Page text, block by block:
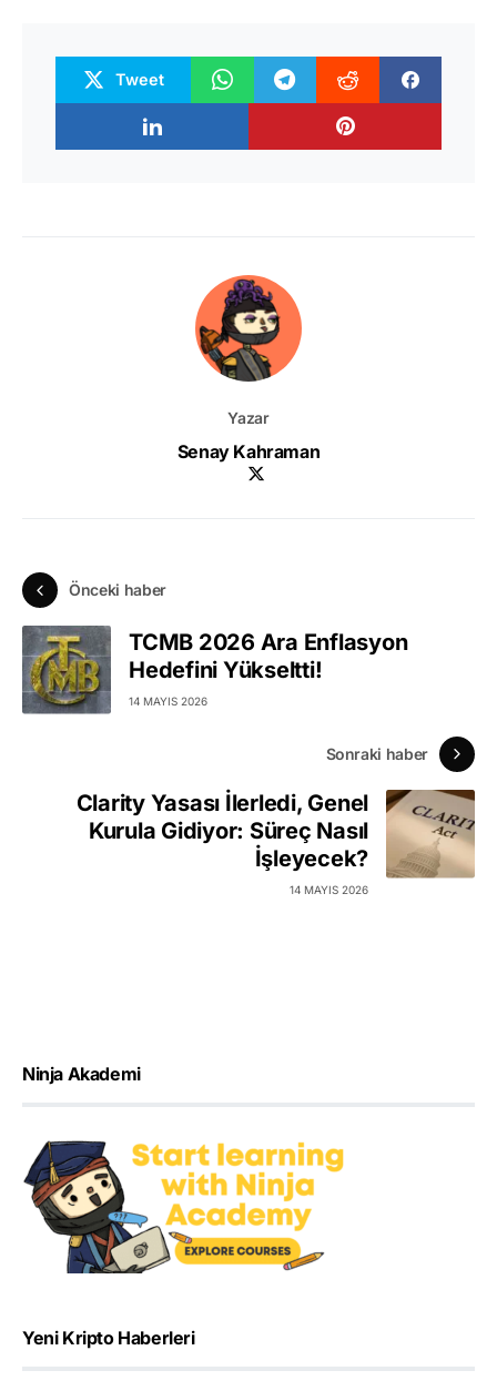
Tweet
Yazar
Senay Kahraman
Önceki haber
TCMB 2026 Ara Enflasyon
Hedefini Yükseltti!
14 MAYIS 2026
Sonraki haber
Clarity Yasası İlerledi, Genel
Kurula Gidiyor: Süreç Nasıl
İşleyecek?
14 MAYIS 2026
Ninja Akademi
Yeni Kripto Haberleri